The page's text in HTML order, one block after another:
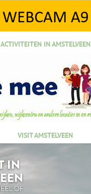
ACTIVITEITEN IN AMSTELVEEN
VISIT AMSTELVEEN